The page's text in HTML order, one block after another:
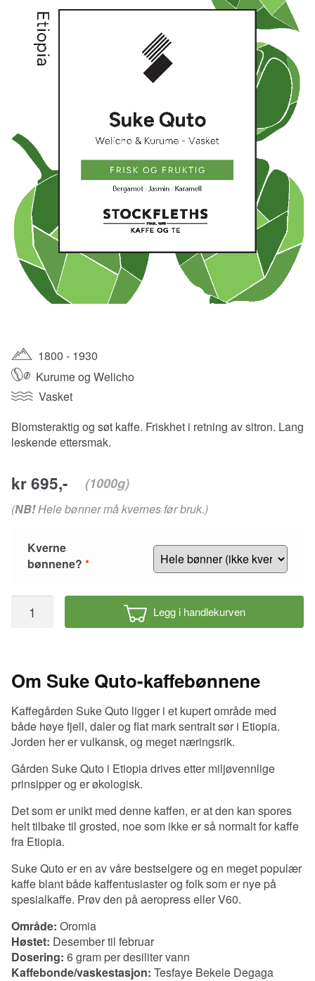
Jobb hos oss
Kontakt oss
1800 - 1930
Kurume og Welicho
Vasket
Blomsteraktig og søt kaffe. Friskhet i retning av sitron. Lang
leskende ettersmak.
kr 695,- (1000g)
(NB!Hele bønner må kvernes før bruk.)
Kverne
bønnene? *
Quto
antall
Legg i handlekurven
Om Suke Quto-kaffebønnene
Kaffegården Suke Quto ligger i et kupert område med
både høye fjell, daler og flat mark sentralt sør i Etiopia.
Jorden her er vulkansk, og meget næringsrik.
Gården Suke Quto i Etiopia drives etter miljøvennlige
prinsipper og er økologisk.
Det som er unikt med denne kaffen, er at den kan spores
helt tilbake til grosted, noe som ikke er så normalt for kaffe
fra Etiopia.
Suke Quto er en av våre bestselgere og en meget populær
kaffe blant både kaffentusiaster og folk som er nye på
spesialkaffe. Prøv den på aeropress eller V60.
Område: Oromia
Høstet: Desember til februar
Dosering: 6 gram per desiliter vann
Kaffebonde/vaskestasjon: Tesfaye Bekele Degaga